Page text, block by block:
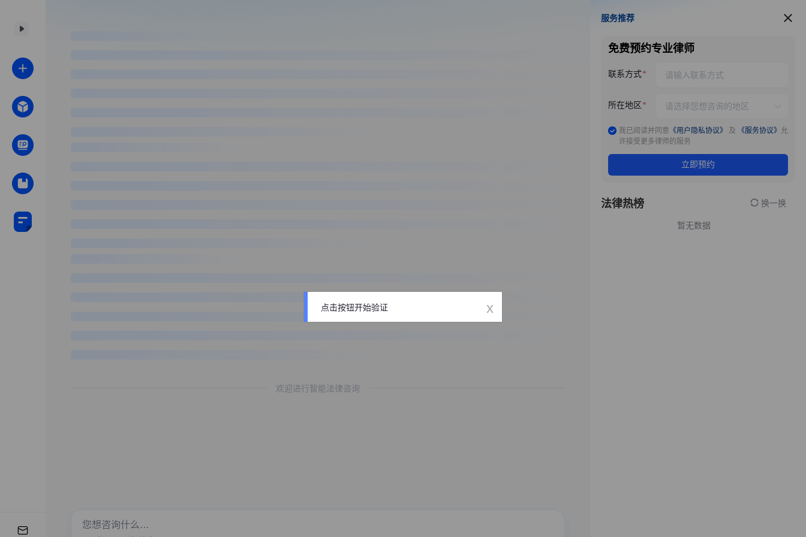
欢迎进行智能法律咨询
服务推荐
服务推荐
免费预约专业律师
联系方式
所在地区
我已阅读并同意 《用户隐私协议》 及 《服务协议》 允
许接受更多律师的服务
立即预约
法律热榜 换一换
暂无数据
点击按钮开始验证 x